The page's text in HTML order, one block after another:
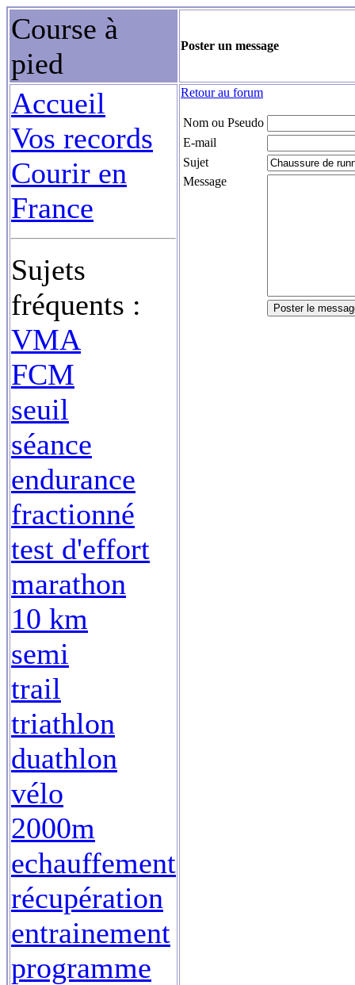
Course à
pied
Poster un message
Accueil
Vos records
Courir en
France
Sujets
fréquents :
VMA
FCM
seuil
séance
endurance
fractionné
test d'effort
marathon
10 km
semi
trail
triathlon
duathlon
vélo
2000m
echauffement
récupération
entrainement
programme
Retour au forum
Nom ou Pseudo
E-mail
Sujet
Message